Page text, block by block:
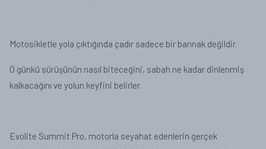
Motosikletle yola çıktığında çadır sadece bir barınak değildir.
O günkü sürüşünün nasıl biteceğini, sabah ne kadar dinlenmiş
kalkacağını ve yolun keyfini belirler.
Evolite Summit Pro, motorla seyahat edenlerin gerçek